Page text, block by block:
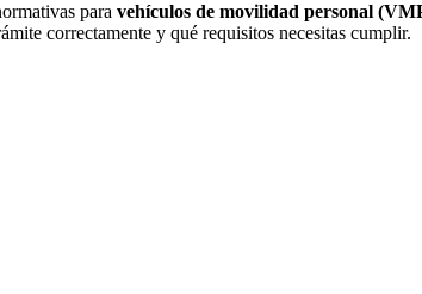
para vehículos de movilidad personal
correctamente y qué requisitos necesitas cumplir.